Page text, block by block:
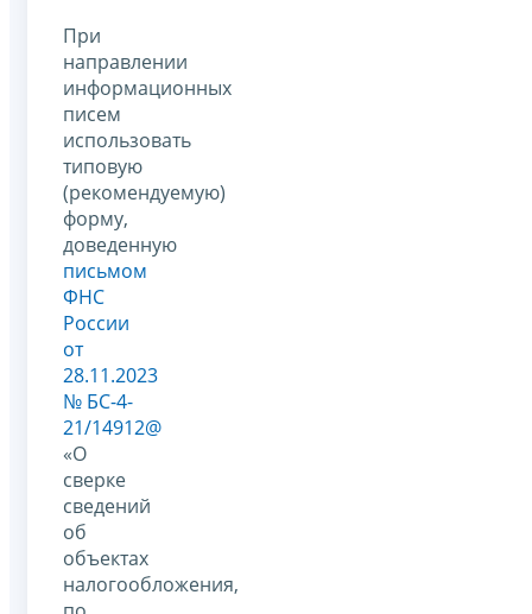
При
направлении
информационных
писем
использовать
типовую
(рекомендуемую)
форму,
доведенную
письмом
ФНС
России
от
28.11.2023
№ БС-4-
21/14912@
«О
сверке
сведений
об
объектах
налогообложения,